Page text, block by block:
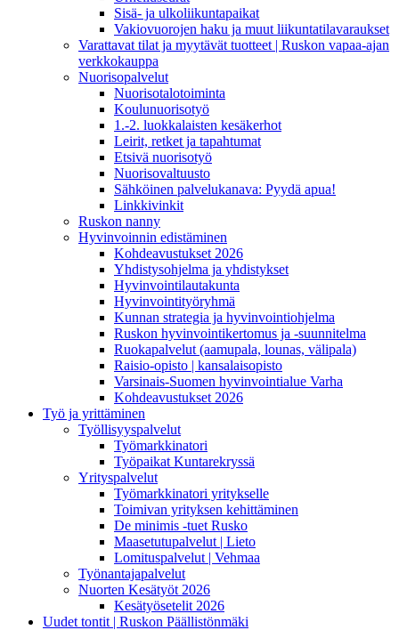
Sisä- ja ulkoliikuntapaikat
Vakiovuorojen haku ja muut liikuntatilavaraukset
Varattavat tilat ja myytävät tuotteet | Ruskon vapaa-ajan
verkkokauppa
Nuorisopalvelut
Nuorisotalotoiminta
Koulunuorisotyö
1.-2. luokkalaisten kesäkerhot
Leirit, retket ja tapahtumat
Etsivä nuorisotyö
Nuorisovaltuusto
Sähköinen palvelukanava: Pyydä apua!
Linkkivinkit
Ruskon nanny
Hyvinvoinnin edistäminen
Kohdeavustukset 2026
Yhdistysohjelma ja yhdistykset
Hyvinvointilautakunta
Hyvinvointityöryhmä
Kunnan strategia ja hyvinvointiohjelma
Ruskon hyvinvointikertomus ja -suunnitelma
Ruokapalvelut (aamupala, lounas, välipala)
Raisio-opisto | kansalaisopisto
Varsinais-Suomen hyvinvointialue Varha
Kohdeavustukset 2026
Työ ja yrittäminen
Työllisyyspalvelut
Työmarkkinatori
Työpaikat Kuntarekryssä
Yrityspalvelut
Työmarkkinatori yritykselle
Toimivan yrityksen kehittäminen
De minimis -tuet Rusko
Maasetutupalvelut | Lieto
Lomituspalvelut | Vehmaa
Työnantajapalvelut
Nuorten Kesätyöt 2026
Kesätyösetelit 2026
Uudet tontit | Ruskon Päällistönmäki